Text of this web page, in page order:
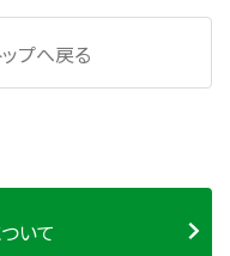
プへ戻る
いて